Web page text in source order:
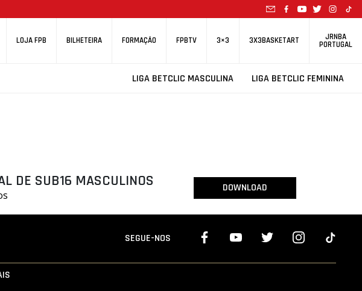
LOJA FPB BILHETEIRA FORMAÇÃO FPBTV 3×3 3X3BASKETART JRNBA
PORTUGAL
LIGA BETCLIC MASCULINA LIGA BETCLIC FEMININA
DE SUB16 MASCULINOS DOWNLOAD
SEGUE-NOS